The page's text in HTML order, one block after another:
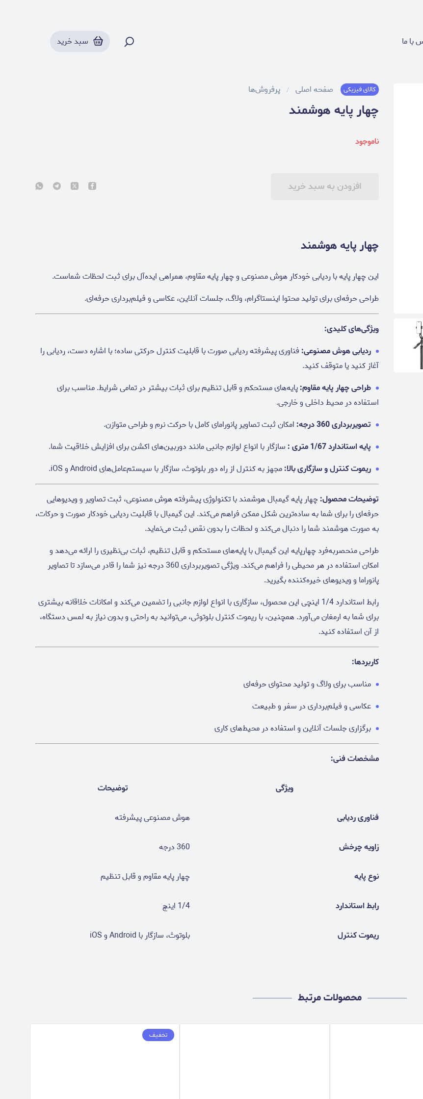
با ما سبد خرید
کالای فیزیکی صفحه اصلی پرفروش‌ها
چهار پایه هوشمند
ناموجود
افزودن به سبد خرید
چهار پایه هوشمند
این چهار پایه با ردیابی خودکار هوش مصنوعی و چهار پایه مقاوم، همراهی ایده‌آل برای ثبت لحظات شماست.
طراحی حرفه‌ای برای تولید محتوا اینستاگرام، ولاگ، جلسات آنلاین، عکاسی و فیلم‌برداری حرفه‌ای.
ویژگی‌های کلیدی:
ردیابی هوش مصنوعی: فناوری پیشرفته ردیابی صورت با قابلیت کنترل حرکتی ساده؛ با اشاره دست، ردیابی را
آغاز کنید یا متوقف کنید.
طراحی چهار پایه مقاوم:پایه‌های مستحکم و قابل تنظیم برای ثبات بیشتر در تمامی شرایط. مناسب برای
استفاده در محیط داخلی و خارجی.
تصویر‌برداری 360 درجه:
امکان ثبت تصاویر پانورامای کامل با حرکت نرم و طراحی متوازن.
پایه استاندارد 1/67 متری :
سازگار با انواع لوازم جانبی مانند دوربین‌های اکشن برای افزایش خلاقیت شما.
ریموت کنترل و سازگاری بالا:مجهز به کنترل از راه دور بلوتوث، سازگار با سیستم‌عامل‌های Android و iOS.
توضیحات محصول: چهار پایه گیمبال هوشمند با تکنولوژی پیشرفته هوش مصنوعی، ثبت تصاویر و ویدیوهایی
حرفه‌ای را برای شما به ساده‌ترین شکل ممکن فراهم می‌کند. این گیمبال با قابلیت ردیابی خودکار صورت و حرکات،
به صورت هوشمند شما را دنبال می‌کند و لحظات را بدون نقص ثبت می‌نماید.
طراحی منحصر‌به‌فرد چهارپایه این گیمبال با پایه‌های مستحکم و قابل تنظیم، ثبات بی‌نظیری را ارائه می‌دهد و
امکان استفاده در هر محیطی را فراهم می‌کند. ویژگی تصویربرداری 360 درجه نیز شما را قادر می‌سازد تا تصاویر
پانوراما و ویدیوهای خیره‌کننده بگیرید.
رابط استاندارد 1/4 اینچی این محصول، سازگاری با انواع لوازم جانبی را تضمین می‌کند و امکانات خلاقانه بیشتری
برای شما به ارمغان می‌آورد. همچنین، با ریموت کنترل بلوتوثی، می‌توانید به راحتی و بدون نیاز به لمس دستگاه،
از آن استفاده کنید.
کاربردها:
مناسب برای ولاگ و تولید محتوای حرفه‌ای
عکاسی و فیلم‌برداری در سفر و طبیعت
برگزاری جلسات آنلاین و استفاده در محیط‌های کاری
مشخصات فنی:
ویژگی توضیحات
فناوری ردیابی هوش مصنوعی پیشرفته
زاویه چرخش 360 درجه
نوع پایه چهار پایه مقاوم و قابل تنظیم
رابط استاندارد 1/4 اینچ
ریموت کنترل بلوتوث، سازگار با Android و iOS
محصولات مرتبط
تخفیف